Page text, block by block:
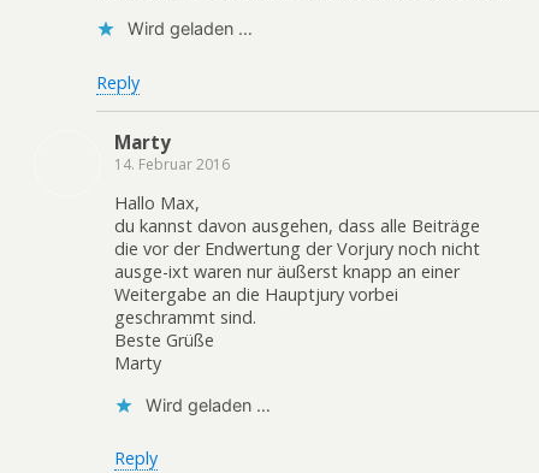
Wird geladen …
Reply
Marty
14. Februar 2016
Hallo Max,
du kannst davon ausgehen, dass alle Beiträge
die vor der Endwertung der Vorjury noch nicht
ausge-ixt waren nur äußerst knapp an einer
Weitergabe an die Hauptjury vorbei
geschrammt sind.
Beste Grüße
Marty
Wird geladen …
Reply